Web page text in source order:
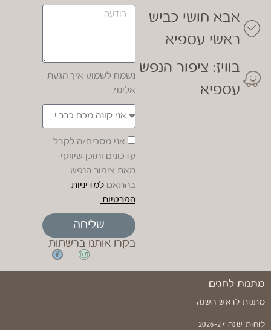
אבא חושי כביש
ראשי עספיא
בוויז: ציפור הנפש
עספיא
נשמח לשמוע איך הגעת
אלינו?
אני מסכים/ה לקבל
עדכונים ותוכן שיווקי
מאת ציפור הנפש
בהתאם למדיניות
הפרטיות .
שליחה
בקרו אותנו ברשתות
מתנות לחגים
מתנות לראש השנה
לוחות שנה 2026-27